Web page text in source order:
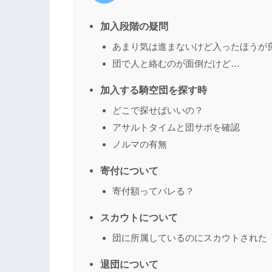
加入段階の疑問
あまり気は進まないけど入ったほうが
団で人と絡むのが面倒だけど…
加入する騎空団を探す時
どこで探せばいいの？
アサルトタイムと団サポを確認
ノルマの有無
寄付について
寄付額ってバレる？
スカウトについて
団に所属しているのにスカウトされた
退団について